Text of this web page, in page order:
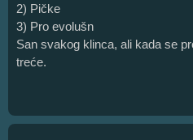
2) Pičke
3) Pro evolušn
San svakog klinca, ali kada se
treće.